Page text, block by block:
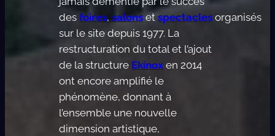
desfoires,salons etspectacles organisés
sur le site depuis 1977. La
restructuration du total et l’ajout
de la structure Ekinox en 2014
ont encore amplifié le
phénomène, donnant à
l’ensemble une nouvelle
dimension artistique,